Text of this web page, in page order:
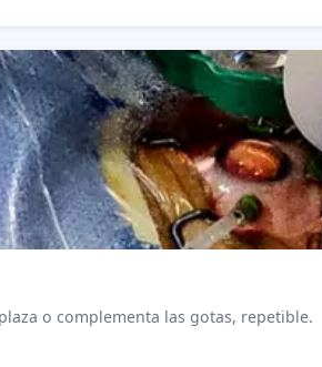
o complementa las gotas, repetible.